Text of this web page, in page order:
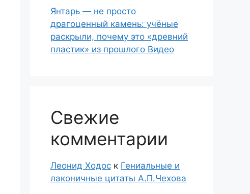
Янтарь — не просто
драгоценный камень: учёные
раскрыли, почему это «древний
пластик» из прошлого Видео
Свежие
комментарии
Леонид Ходос к Гениальные и
лаконичные цитаты А.П.Чехова